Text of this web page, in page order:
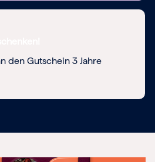
den Gutschein 3 Jahre